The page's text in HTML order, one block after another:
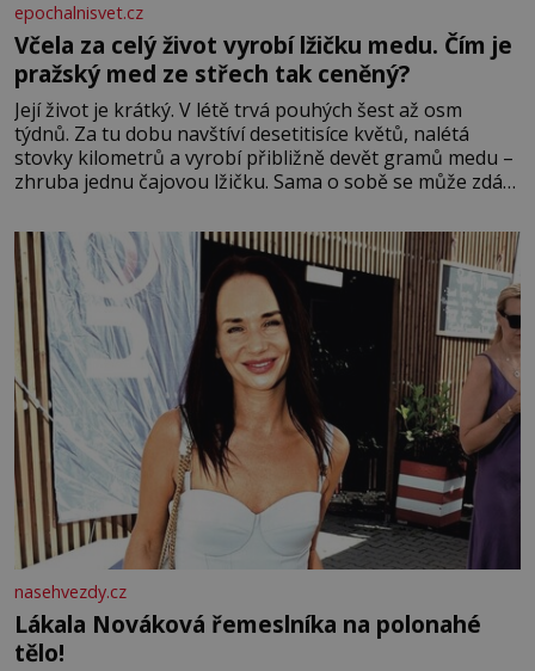
epochalnisvet.cz
Včela za celý život vyrobí lžičku medu. Čím je
pražský med ze střech tak ceněný?
Její život je krátký. V létě trvá pouhých šest až osm
týdnů. Za tu dobu navštíví desetitisíce květů, nalétá
stovky kilometrů a vyrobí přibližně devět gramů medu –
zhruba jednu čajovou lžičku. Sama o sobě se může zdát
tisíc příslušnic svého včelstva, vznikne jeden z
nejdokonalejších organismů
nasehvezdy.cz
Lákala Nováková řemeslníka na polonahé
tělo!